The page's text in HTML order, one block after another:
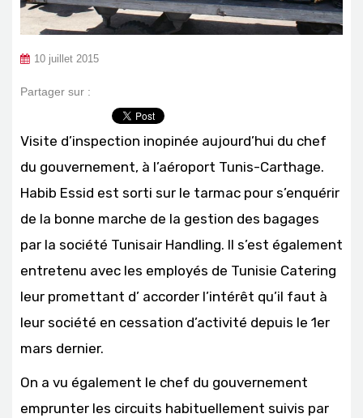
10 juillet 2015
Partager sur :
Visite d’inspection inopinée aujourd’hui du chef
du gouvernement, à l’aéroport Tunis-Carthage.
Habib Essid est sorti sur le tarmac pour s’enquérir
de la bonne marche de la gestion des bagages
par la société Tunisair Handling. Il s’est également
entretenu avec les employés de Tunisie Catering
leur promettant d’ accorder l’intérêt qu’il faut à
leur société en cessation d’activité depuis le 1er
mars dernier.
On a vu également le chef du gouvernement
emprunter les circuits habituellement suivis par